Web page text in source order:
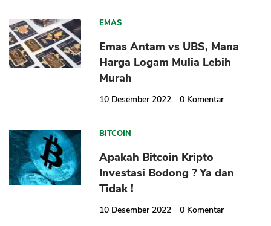
EMAS
Emas Antam vs UBS, Mana
Harga Logam Mulia Lebih
Murah
10 Desember 2022 0 Komentar
BITCOIN
Apakah Bitcoin Kripto
Investasi Bodong ? Ya dan
Tidak !
10 Desember 2022 0 Komentar